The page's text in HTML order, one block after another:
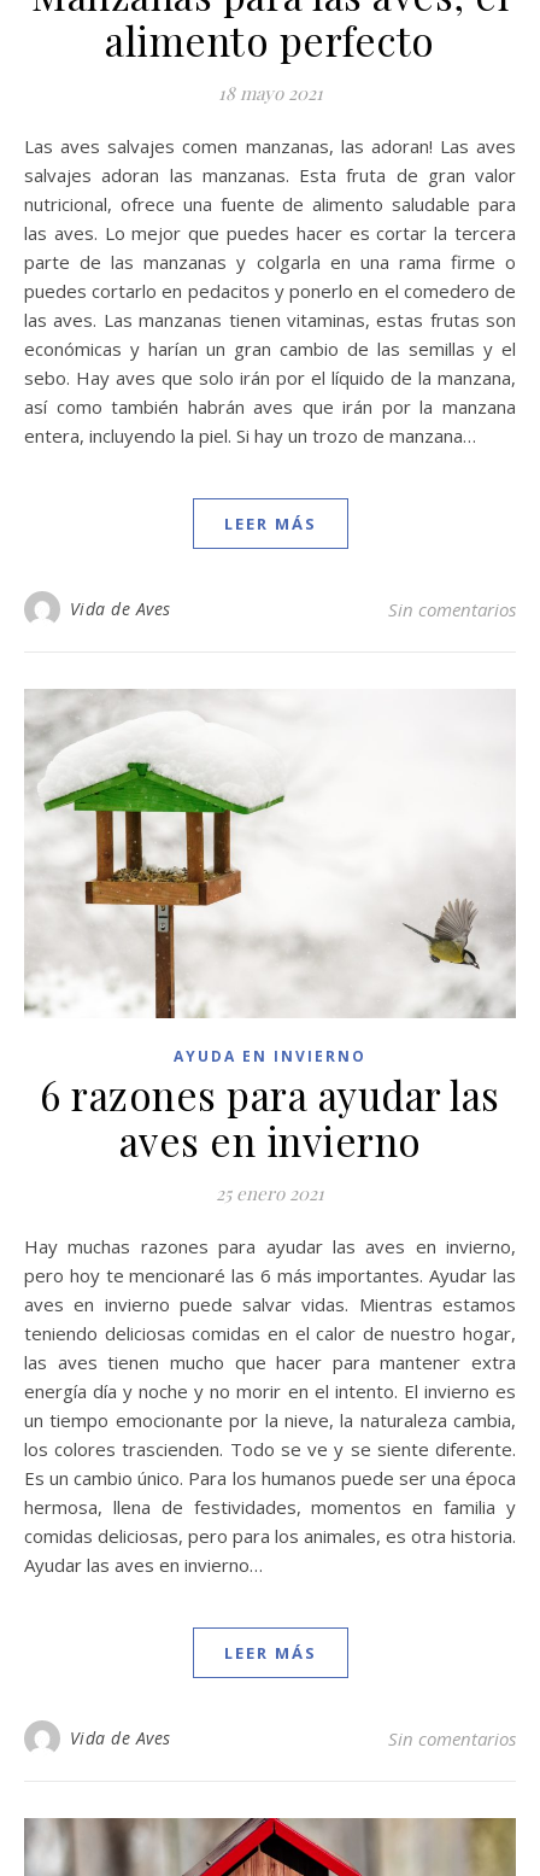
alimento perfecto
18 mayo 2021
Las aves salvajes comen manzanas, las adoran! Las aves
salvajes adoran las manzanas. Esta fruta de gran valor
nutricional, ofrece una fuente de alimento saludable para
las aves. Lo mejor que puedes hacer es cortar la tercera
parte de las manzanas y colgarla en una rama firme o
puedes cortarlo en pedacitos y ponerlo en el comedero de
las aves. Las manzanas tienen vitaminas, estas frutas son
económicas y harían un gran cambio de las semillas y el
sebo. Hay aves que solo irán por el líquido de la manzana,
así como también habrán aves que irán por la manzana
entera, incluyendo la piel. Si hay un trozo de manzana…
LEER MÁS
Vida de Aves Sin comentarios
AYUDA EN INVIERNO
6 razones para ayudar las
aves en invierno
25 enero 2021
Hay muchas razones para ayudar las aves en invierno,
pero hoy te mencionaré las 6 más importantes. Ayudar las
aves en invierno puede salvar vidas. Mientras estamos
teniendo deliciosas comidas en el calor de nuestro hogar,
las aves tienen mucho que hacer para mantener extra
energía día y noche y no morir en el intento. El invierno es
un tiempo emocionante por la nieve, la naturaleza cambia,
los colores trascienden. Todo se ve y se siente diferente.
Es un cambio único. Para los humanos puede ser una época
hermosa, llena de festividades, momentos en familia y
comidas deliciosas, pero para los animales, es otra historia.
Ayudar las aves en invierno…
LEER MÁS
Vida de Aves Sin comentarios